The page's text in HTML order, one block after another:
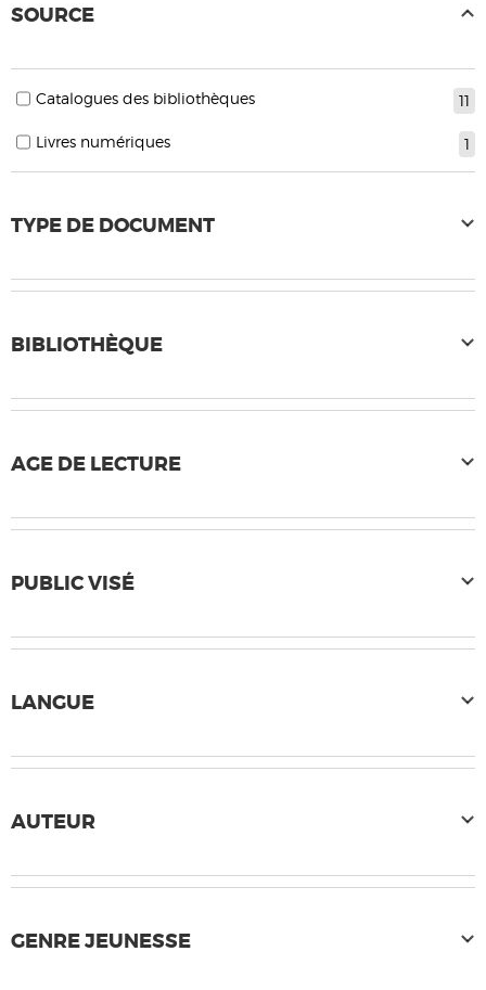
SOURCE
11
Catalogues des bibliothèques
1
Livres numériques
TYPE DE DOCUMENT
BIBLIOTHÈQUE
AGE DE LECTURE
PUBLIC VISÉ
LANGUE
AUTEUR
GENRE JEUNESSE